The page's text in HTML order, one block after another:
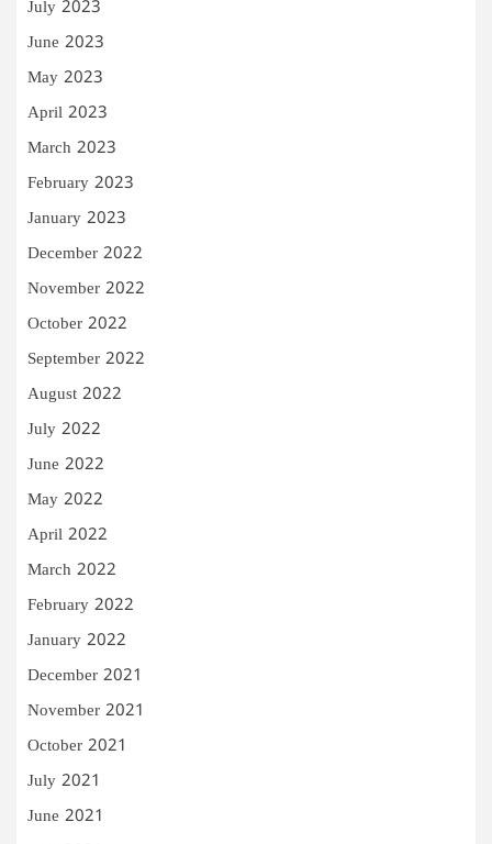
July 2023
June 2023
May 2023
April 2023
March 2023
February 2023
January 2023
December 2022
November 2022
October 2022
September 2022
August 2022
July 2022
June 2022
May 2022
April 2022
March 2022
February 2022
January 2022
December 2021
November 2021
October 2021
July 2021
June 2021